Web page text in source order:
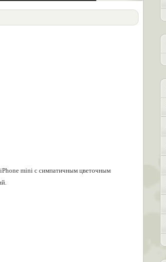
mini с симпатичным цветочным